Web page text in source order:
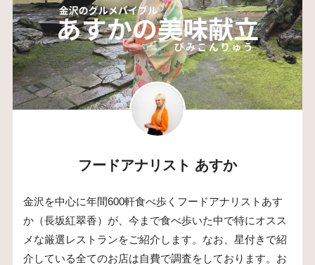
フードアナリスト あすか
金沢を中心に年間600軒食べ歩くフードアナリストあす
か（長坂紅翠香）が、今まで食べ歩いた中で特にオスス
メな厳選レストランをご紹介します。なお、星付きで紹
介している全てのお店は自費で調査をしております。お